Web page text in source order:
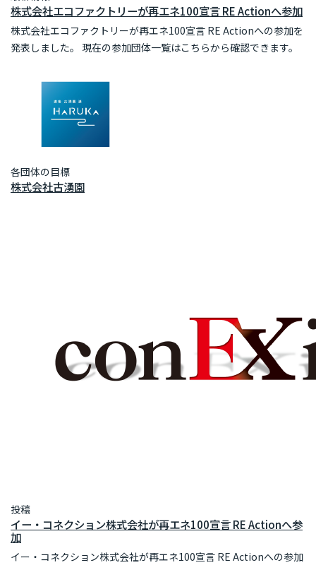
株式会社エコファクトリーが再エネ100宣言 RE Actionへ参加
株式会社エコファクトリーが再エネ100宣言 RE Actionへの参加を
発表しました。 現在の参加団体一覧はこちらから確認できます。
各団体の目標
株式会社古湧園
投稿
イー・コネクション株式会社が再エネ100宣言 RE Actionへ参
加
イー・コネクション株式会社が再エネ100宣言 RE Actionへの参加